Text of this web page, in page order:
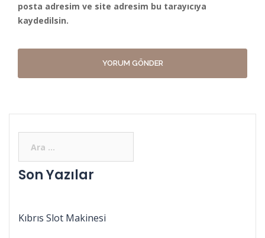
posta adresim ve site adresim bu tarayıcıya
kaydedilsin.
Son Yazılar
Kıbrıs Slot Makinesi